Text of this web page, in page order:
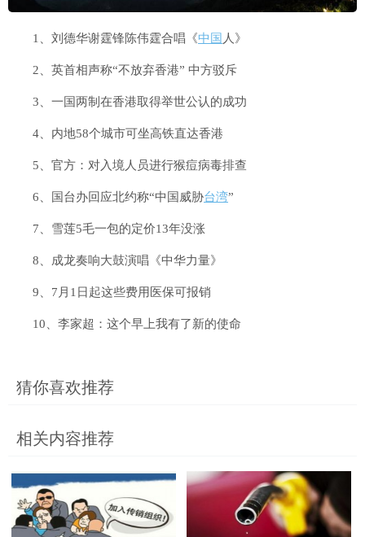
1、刘德华谢霆锋陈伟霆合唱《中国 人》
2、英首相声称“不放弃香港” 中方驳斥
3、一国两制在香港取得举世公认的成功
4、内地58个城市可坐高铁直达香港
5、官方：对入境人员进行猴痘病毒排查
6、国台办回应北约称“中国威胁台湾”
7、雪莲5毛一包的定价13年没涨
8、成龙奏响大鼓演唱《中华力量》
9、7月1日起这些费用医保可报销
10、李家超：这个早上我有了新的使命
猜你喜欢推荐
相关内容推荐